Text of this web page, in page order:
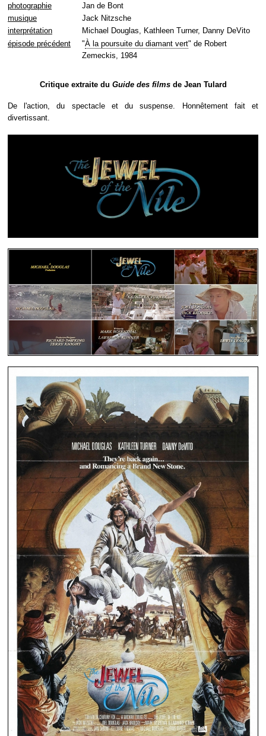
photographie
Jan de Bont
musique
Jack Nitzsche
interprétation
Michael Douglas, Kathleen Turner, Danny DeVito
épisode précédent
"À la poursuite du diamant vert" de Robert
Zemeckis, 1984
Critique extraite du Guide des filmsde Jean Tulard
De l'action, du spectacle et du suspense. Honnêtement fait et
divertissant.